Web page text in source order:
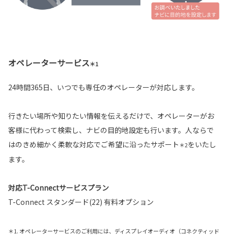
オペレーターサービス＊1
24時間365日、いつでも専任のオペレーターが対応します。
行きたい場所や知りたい情報を伝えるだけで、オペレーターがお
客様に代わって検索し、ナビの目的地設定も行います。人ならで
はのきめ細かく柔軟な対応でご希望に沿ったサポート ＊2をいたし
ます。
対応T-Connectサービスプラン
T-Connect スタンダード(22) 有料オプション
＊1. オペレーターサービスのご利用には、ディスプレイオーディオ（コネクティッド